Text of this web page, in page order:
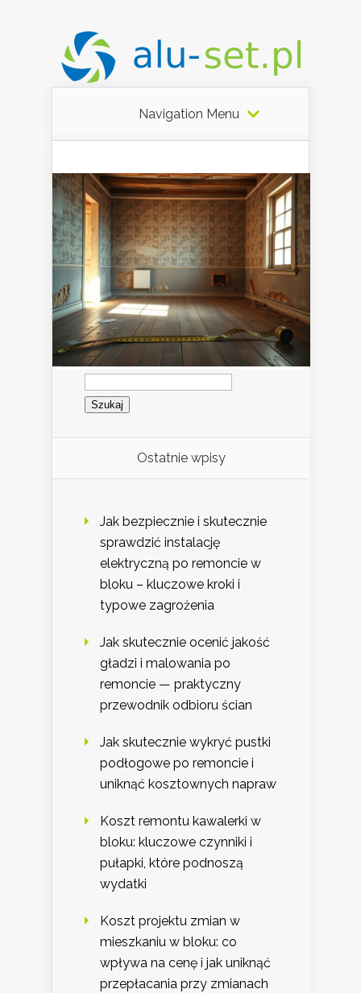
Navigation Menu
Szukaj:
Ostatnie wpisy
Jak bezpiecznie i skutecznie
sprawdzić instalację
elektryczną po remoncie w
bloku – kluczowe kroki i
typowe zagrożenia
Jak skutecznie ocenić jakość
gładzi i malowania po
remoncie — praktyczny
przewodnik odbioru ścian
Jak skutecznie wykryć pustki
podłogowe po remoncie i
uniknąć kosztownych napraw
Koszt remontu kawalerki w
bloku: kluczowe czynniki i
pułapki, które podnoszą
wydatki
Koszt projektu zmian w
mieszkaniu w bloku: co
wpływa na cenę i jak uniknąć
przepłacania przy zmianach